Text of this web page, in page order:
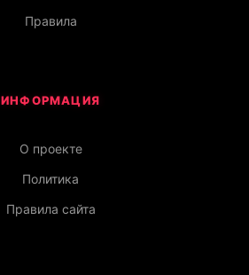
Правила
ИНФОРМАЦИЯ
О проекте
Политика
Правила сайта